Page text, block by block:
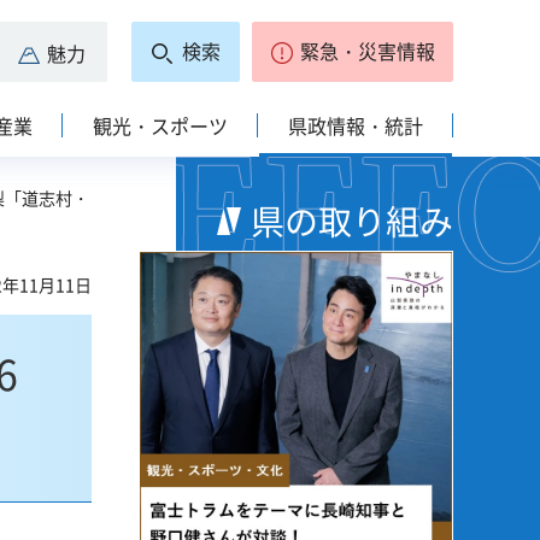
魅力 検索 緊急・災害情報
業 観光・スポーツ 県政情報・統計
道志村・
11月11日
県の取り組み